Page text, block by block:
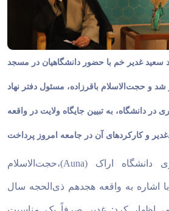
غدیر خم با حضور دانشگاهیان در مسجد
شد و حجت‌الاسلام باقرزاده، مسئول دفتر نهاد
در دانشگاه، به تبیین جایگاه ولایت در واقعه
غدیر و کارکردهای آن در جامعه امروز پرداخت.
دانشگاه اراک (Auna)،حجت‌الاسلام
اشاره به واقعه هجدهم ذی‌الحجه سال